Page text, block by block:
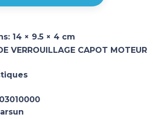
14 × 9.5 × 4 cm
VERROUILLAGE CAPOT MOTEUR